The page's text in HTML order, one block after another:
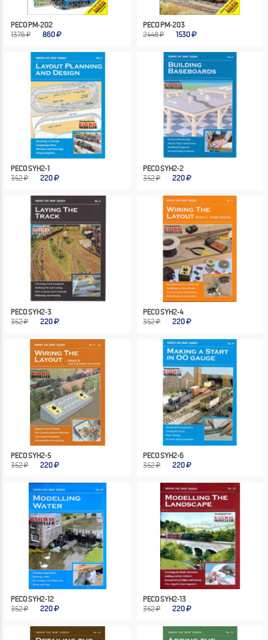
PECO PM-202
1376 ₽
860
PECO PM-203
2448 ₽
1530
PECO SYH2-1
352 ₽
220
PECO SYH2-2
352 ₽
220
PECO SYH2-3
352 ₽
220
PECO SYH2-4
352 ₽
220
PECO SYH2-5
352 ₽
220
PECO SYH2-6
352 ₽
220
PECO SYH2-12
352 ₽
220
PECO SYH2-13
352 ₽
220